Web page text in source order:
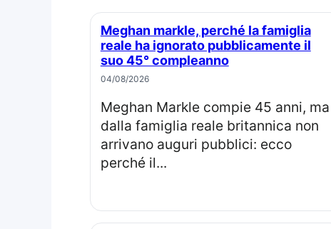
Meghan markle, perché la famiglia
reale ha ignorato pubblicamente il
suo 45° compleanno
04/08/2026
Meghan Markle compie 45 anni, ma
dalla famiglia reale britannica non
arrivano auguri pubblici: ecco
perché il...